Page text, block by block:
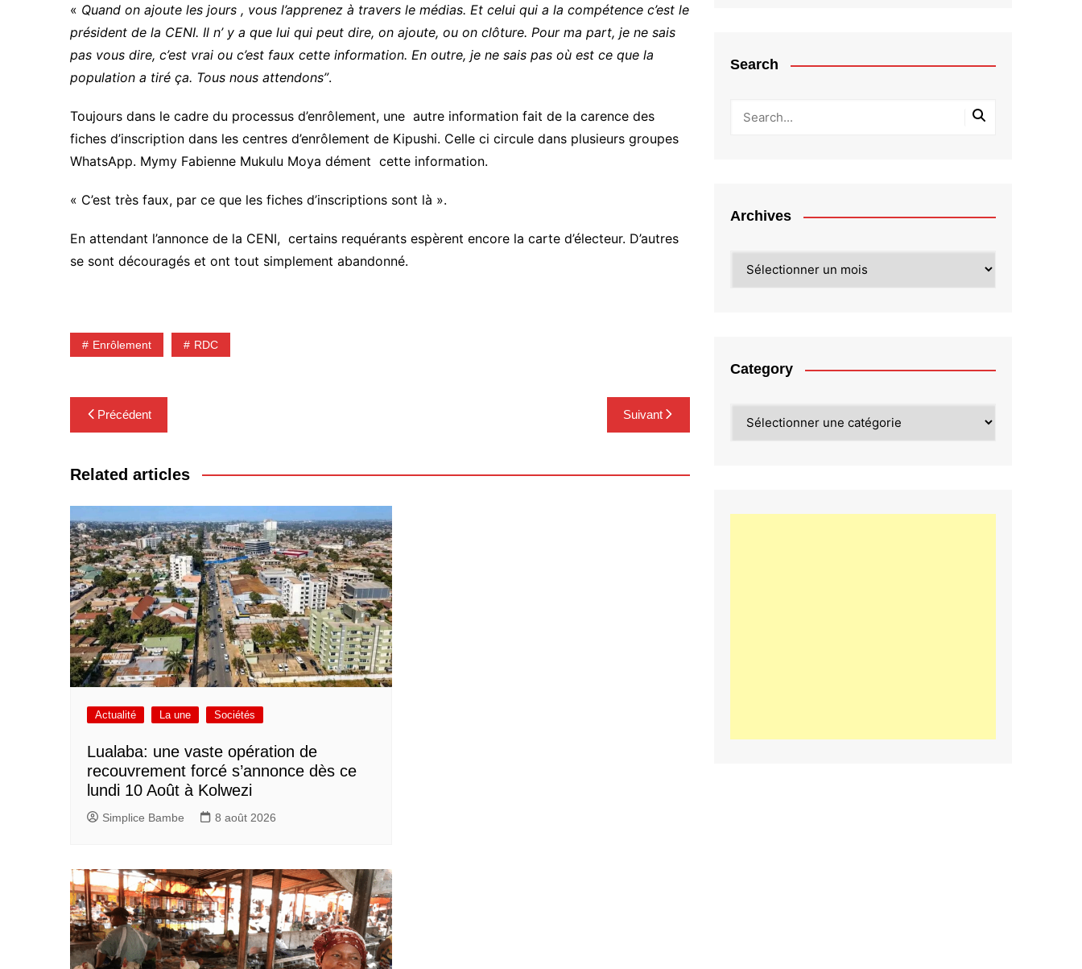
« Quand on ajoute les jours , vous l’apprenez à travers le médias. Et celui qui a la compétence c’est le
président de la CENI. Il n’ y a que lui qui peut dire, on ajoute, ou on clôture. Pour ma part, je ne sais
pas vous dire, c’est vrai ou c’est faux cette information. En outre, je ne sais pas où est ce que la
population a tiré ça. Tous nous attendons”.
Toujours dans le cadre du processus d’enrôlement, une autre information fait de la carence des
fiches d’inscription dans les centres d’enrôlement de Kipushi. Celle ci circule dans plusieurs groupes
WhatsApp. Mymy Fabienne Mukulu Moya dément cette information.
« C’est très faux, par ce que les fiches d’inscriptions sont là ».
En attendant l’annonce de la CENI, certains requérants espèrent encore la carte d’électeur. D’autres
se sont découragés et ont tout simplement abandonné.
Enrôlement RDC
Navigation
de
l’article
Précédent Suivant
Related articles
Actualité La une Sociétés
Lualaba: une vaste opération de
recouvrement forcé s’annonce dès ce
lundi 10 Août à Kolwezi
Simplice Bambe 8 août 2026
Search
Archives
Category